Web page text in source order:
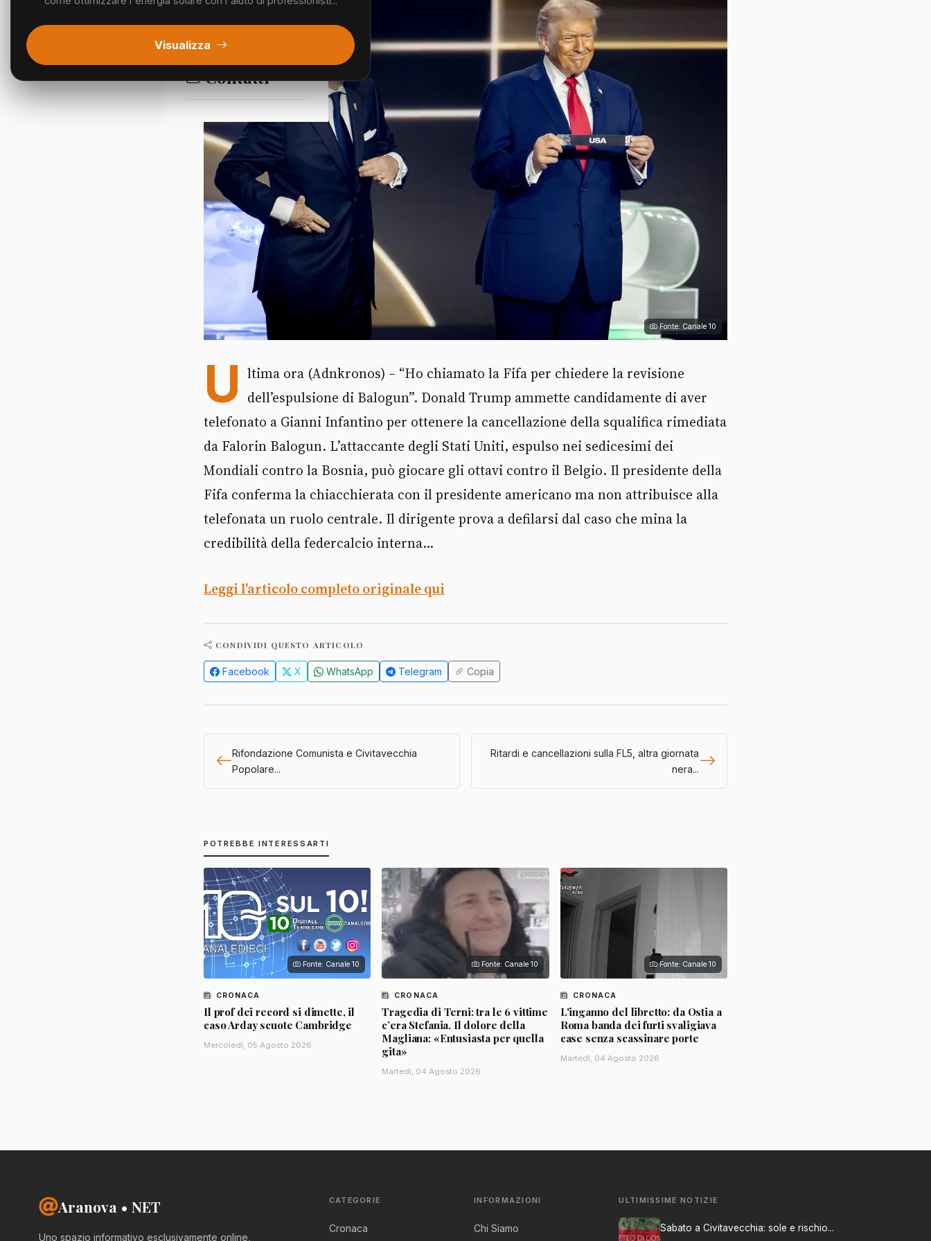
Segnalazioni
Contatti
Fonte: Canale 10
U ltima ora (Adnkronos) – “Ho chiamato la Fifa per chiedere la revisione
dell’espulsione di Balogun”. Donald Trump ammette candidamente di aver
telefonato a Gianni Infantino per ottenere la cancellazione della squalifica rimediata
da Falorin Balogun. L’attaccante degli Stati Uniti, espulso nei sedicesimi dei
Mondiali contro la Bosnia, può giocare gli ottavi contro il Belgio. Il presidente della
Fifa conferma la chiacchierata con il presidente americano ma non attribuisce alla
telefonata un ruolo centrale. Il dirigente prova a defilarsi dal caso che mina la
credibilità della federcalcio interna...
Leggi l'articolo completo originale qui
CONDIVIDI QUESTO ARTICOLO
Facebook X WhatsApp Telegram Copia
Rifondazione Comunista e Civitavecchia
Popolare...
Ritardi e cancellazioni sulla FL5, altra giornata
nera...
POTREBBE INTERESSARTI
Fonte: Canale 10
CRONACA
Il prof dei record si dimette, il
caso Arday scuote Cambridge
Mercoledì, 05 Agosto 2026
Fonte: Canale 10
CRONACA
Tragedia di Terni: tra le 6 vittime
c’era Stefania. Il dolore della
Magliana: «Entusiasta per quella
gita»
Martedì, 04 Agosto 2026
Fonte: Canale 10
CRONACA
L'inganno del libretto: da Ostia a
Roma banda dei furti svaligiava
case senza scassinare porte
Martedì, 04 Agosto 2026
Visualizza
Aranova • NET
Uno spazio informativo esclusivamente online,
CATEGORIE
Cronaca
INFORMAZIONI
Chi Siamo
ULTIMISSIME NOTIZIE
Sabato a Civitavecchia: sole e rischio...